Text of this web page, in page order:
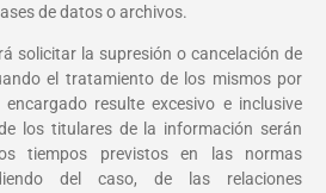
de datos o archivos.
solicitar la supresión o cancelación de
el tratamiento de los mismos por
resulte excesivo e inclusive
los titulares de la información serán
tiempos previstos en las normas
del caso, de las relaciones